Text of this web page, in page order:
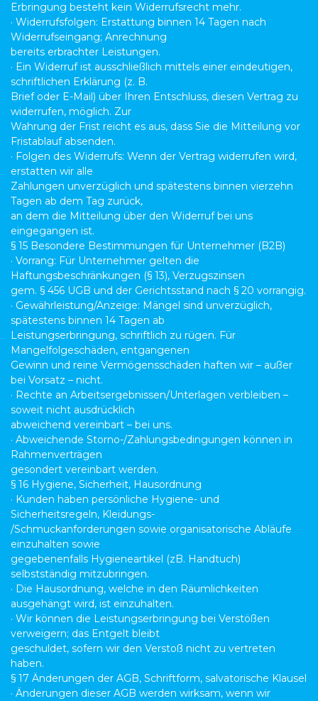
Erbringung besteht kein Widerrufsrecht mehr.
· Widerrufsfolgen: Erstattung binnen 14 Tagen nach
Widerrufseingang; Anrechnung
bereits erbrachter Leistungen.
· Ein Widerruf ist ausschließlich mittels einer eindeutigen,
schriftlichen Erklärung (z. B.
Brief oder E-Mail) über Ihren Entschluss, diesen Vertrag zu
widerrufen, möglich. Zur
Wahrung der Frist reicht es aus, dass Sie die Mitteilung vor
Fristablauf absenden.
· Folgen des Widerrufs: Wenn der Vertrag widerrufen wird,
erstatten wir alle
Zahlungen unverzüglich und spätestens binnen vierzehn
Tagen ab dem Tag zurück,
an dem die Mitteilung über den Widerruf bei uns
eingegangen ist.
§ 15 Besondere Bestimmungen für Unternehmer (B2B)
· Vorrang: Für Unternehmer gelten die
Haftungsbeschränkungen (§ 13), Verzugszinsen
gem. § 456 UGB und der Gerichtsstand nach § 20 vorrangig.
· Gewährleistung/Anzeige: Mängel sind unverzüglich,
spätestens binnen 14 Tagen ab
Leistungserbringung, schriftlich zu rügen. Für
Mangelfolgeschäden, entgangenen
Gewinn und reine Vermögensschäden haften wir – außer
bei Vorsatz – nicht.
· Rechte an Arbeitsergebnissen/Unterlagen verbleiben –
soweit nicht ausdrücklich
abweichend vereinbart – bei uns.
· Abweichende Storno-/Zahlungsbedingungen können in
Rahmenverträgen
gesondert vereinbart werden.
§ 16 Hygiene, Sicherheit, Hausordnung
· Kunden haben persönliche Hygiene- und
Sicherheitsregeln, Kleidungs-
/Schmuckanforderungen sowie organisatorische Abläufe
einzuhalten sowie
gegebenenfalls Hygieneartikel (zB. Handtuch)
selbstständig mitzubringen.
· Die Hausordnung, welche in den Räumlichkeiten
ausgehängt wird, ist einzuhalten.
· Wir können die Leistungserbringung bei Verstößen
verweigern; das Entgelt bleibt
geschuldet, sofern wir den Verstoß nicht zu vertreten
haben.
§ 17 Änderungen der AGB, Schriftform, salvatorische Klausel
· Änderungen dieser AGB werden wirksam, wenn wir